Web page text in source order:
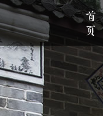
首页
单位简介 组织架构